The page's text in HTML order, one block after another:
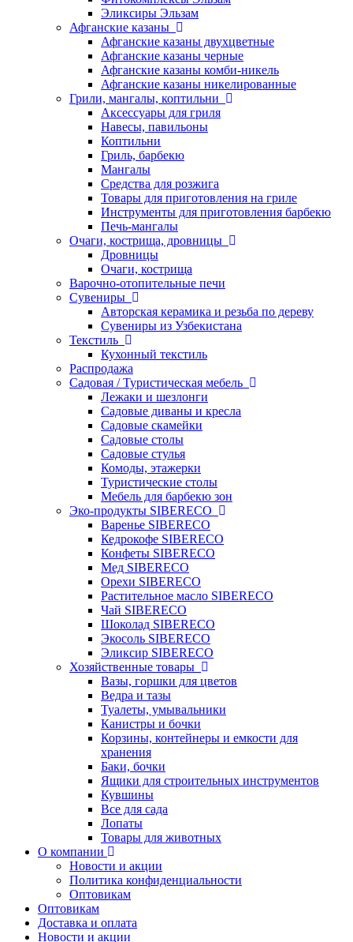
Эликсиры Эльзам
Афганские казаны
Афганские казаны двухцветные
Афганские казаны черные
Афганские казаны комби-никель
Афганские казаны никелированные
Грили, мангалы, коптильни
Аксессуары для гриля
Навесы, павильоны
Коптильни
Гриль, барбекю
Мангалы
Средства для розжига
Товары для приготовления на гриле
Инструменты для приготовления барбекю
Печь-мангалы
Очаги, кострища, дровницы
Дровницы
Очаги, кострища
Варочно-отопительные печи
Сувениры
Авторская керамика и резьба по дереву
Сувениры из Узбекистана
Текстиль
Кухонный текстиль
Распродажа
Садовая / Туристическая мебель
Лежаки и шезлонги
Садовые диваны и кресла
Садовые скамейки
Садовые столы
Садовые стулья
Комоды, этажерки
Туристические столы
Мебель для барбекю зон
Эко-продукты SIBERECO
Варенье SIBERECO
Кедрокофе SIBERECO
Конфеты SIBERECO
Мед SIBERECO
Орехи SIBERECO
Растительное масло SIBERECO
Чай SIBERECO
Шоколад SIBERECO
Экосоль SIBERECO
Эликсир SIBERECO
Хозяйственные товары
Вазы, горшки для цветов
Ведра и тазы
Туалеты, умывальники
Канистры и бочки
Корзины, контейнеры и емкости для
хранения
Баки, бочки
Ящики для строительных инструментов
Кувшины
Все для сада
Лопаты
Товары для животных
О компании
Новости и акции
Политика конфиденциальности
Оптовикам
Оптовикам
Доставка и оплата
Новости и акции